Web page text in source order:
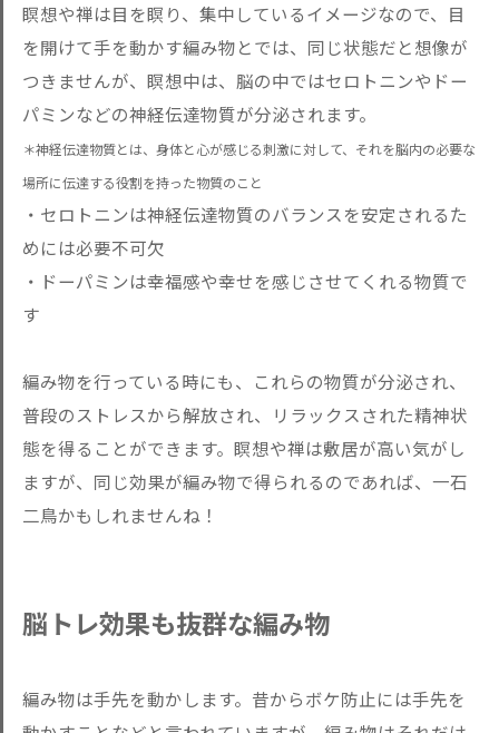
瞑想や禅は目を瞑り、集中しているイメージなので、目
を開けて手を動かす編み物とでは、同じ状態だと想像が
つきませんが、瞑想中は、脳の中ではセロトニンやドー
パミンなどの神経伝達物質が分泌されます。
＊神経伝達物質とは、身体と心が感じる刺激に対して、それを脳内の必要な
場所に伝達する役割を持った物質のこと
・セロトニンは神経伝達物質のバランスを安定されるた
めには必要不可欠
・ドーパミンは幸福感や幸せを感じさせてくれる物質で
す
編み物を行っている時にも、これらの物質が分泌され、
普段のストレスから解放され、リラックスされた精神状
態を得ることができます。瞑想や禅は敷居が高い気がし
ますが、同じ効果が編み物で得られるのであれば、一石
二鳥かもしれませんね！
脳トレ効果も抜群な編み物
編み物は手先を動かします。昔からボケ防止には手先を